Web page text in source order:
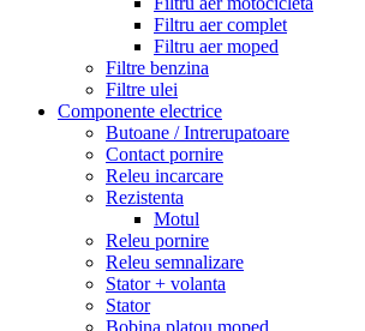
Filtru aer complet
Filtru aer moped
Filtre benzina
Filtre ulei
Componente electrice
Butoane / Intrerupatoare
Contact pornire
Releu incarcare
Rezistenta
Motul
Releu pornire
Releu semnalizare
Stator + volanta
Stator
Bobina platou moped